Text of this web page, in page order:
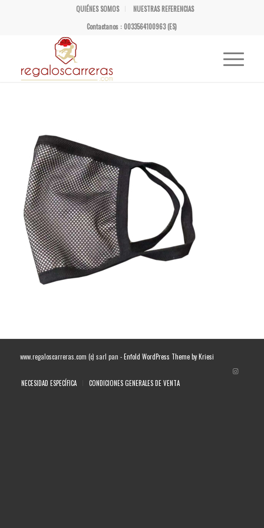
QUIÉNES SOMOS
NUESTRAS REFERENCIAS
Contactanos : 0033564100963 (ES)
www.regaloscarreras.com (c) sarl pan -Enfold WordPress Theme by Kriesi
NECESIDAD ESPECÍFICA CONDICIONES GENERALES DE VENTA